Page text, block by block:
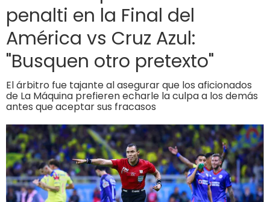
penalti en la Final del
América vs Cruz Azul:
"Busquen otro pretexto"
El árbitro fue tajante al asegurar que los aficionados
de La Máquina prefieren echarle la culpa a los demás
antes que aceptar sus fracasos